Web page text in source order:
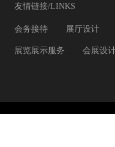
会务接待 展厅设计
展览展示服务 会展设
友情链接/LINKS